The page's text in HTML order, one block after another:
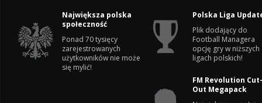
Największa polska
społeczność
Ponad 70 tysięcy
zarejestrowanych
użytkowników nie może
się mylić!
Polska Liga
Plik dodający do
Football Managera
opcję gry w niższych
ligach polskich!
FM Revolution
Out Megapack